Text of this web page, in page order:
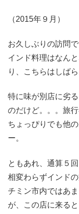
（2015年９月）
お久しぶりの訪問で
インド料理はなん
り、こちらはしば
特に味が別店に劣
のだけど。。。旅
ちょっぴりでも他
ー。
ともあれ、通算５
相変わらずインド
チミン市内ではあ
が、この店に来る